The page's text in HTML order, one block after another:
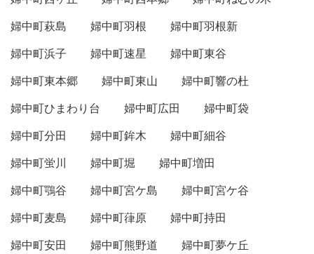
婦中町萩島
婦中町羽根
婦中町羽根新
婦中町浜子
婦中町速星
婦中町東谷
婦中町東本郷
婦中町東山
婦中町響の杜
婦中町ひまわり台
婦中町広田
婦中町袋
婦中町分田
婦中町鉾木
婦中町細谷
婦中町蛍川
婦中町堀
婦中町増田
婦中町鶚谷
婦中町宮ケ島
婦中町宮ケ谷
婦中町麦島
婦中町葎原
婦中町持田
婦中町安田
婦中町熊野道
婦中町夢ケ丘